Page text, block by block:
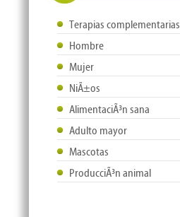
Terapias complementarias
Hombre
Mujer
NiÃ±os
AlimentaciÃ³n sana
Adulto mayor
Mascotas
ProducciÃ³n animal